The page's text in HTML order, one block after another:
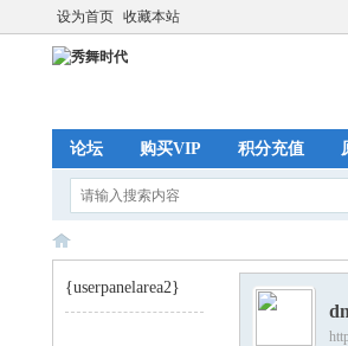
设为首页 收藏本站
论坛 购买VIP 积分充值
{userpanelarea2}